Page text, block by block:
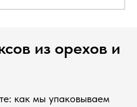
из орехов и
как мы упаковываем